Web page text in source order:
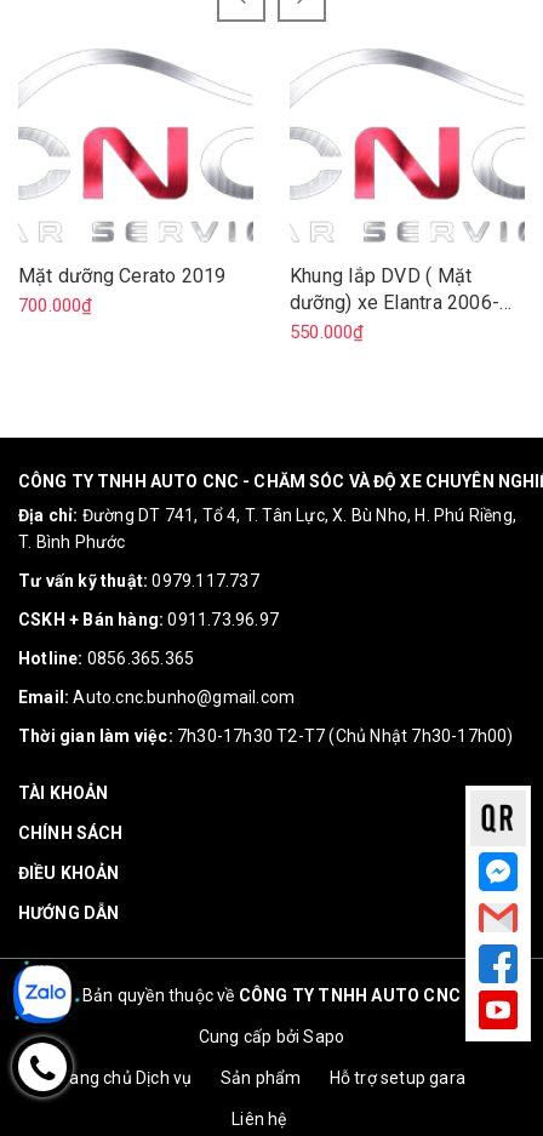
Mặt dưỡng Cerato 2019
700.000₫
Khung lắp DVD ( Mặt
dưỡng) xe Elantra 2006-
2011
550.000₫
CÔNG TY TNHH AUTO CNC - CHĂM SÓC VÀ ĐỘ XE CHUYÊN
Địa chỉ: Đường DT 741, Tổ 4, T. Tân Lực, X. Bù Nho, H. Phú Riềng,
T. Bình Phước
Tư vấn kỹ thuật: 0979.117.737
CSKH + Bán hàng: 0911.73.96.97
Hotline: 0856.365.365
Email: Auto.cnc.bunho@gmail.com
Thời gian làm việc: 7h30-17h30 T2-T7 (Chủ Nhật 7h30-17h00)
TÀI KHOẢN
CHÍNH SÁCH
ĐIỀU KHOẢN
HƯỚNG DẪN
Bản quyền thuộc về CÔNG TY TNHH AUTO CNC
Cung cấp bởiSapo
Trang chủ Dịch vụ Sản phẩm Hỗ trợ setup gara
Liên hệ